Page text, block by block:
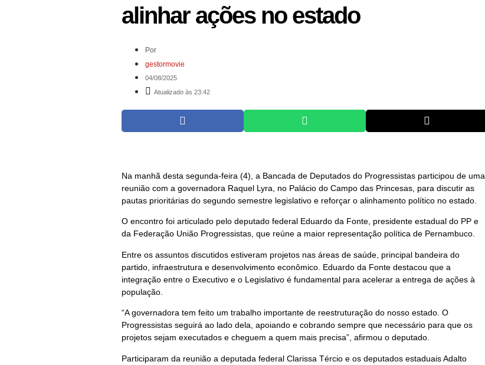
alinhar ações no estado
Por
gestormovie
04/08/2025
Atualizado às 23:42
Na manhã desta segunda-feira (4), a Bancada de Deputados do Progressistas participou de uma
reunião com a governadora Raquel Lyra, no Palácio do Campo das Princesas, para discutir as
pautas prioritárias do segundo semestre legislativo e reforçar o alinhamento político no estado.
O encontro foi articulado pelo deputado federal Eduardo da Fonte, presidente estadual do PP e
da Federação União Progressistas, que reúne a maior representação política de Pernambuco.
Entre os assuntos discutidos estiveram projetos nas áreas de saúde, principal bandeira do
partido, infraestrutura e desenvolvimento econômico. Eduardo da Fonte destacou que a
integração entre o Executivo e o Legislativo é fundamental para acelerar a entrega de ações à
população.
“A governadora tem feito um trabalho importante de reestruturação do nosso estado. O
Progressistas seguirá ao lado dela, apoiando e cobrando sempre que necessário para que os
projetos sejam executados e cheguem a quem mais precisa”, afirmou o deputado.
Participaram da reunião a deputada federal Clarissa Tércio e os deputados estaduais Adalto